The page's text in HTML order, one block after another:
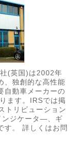
(英国)は2002年
、独創的な高性能
自動車メーカーの
ます。IRSでは掲
トリビューション
ンジケータ―、ギ
す。 詳しくはお問